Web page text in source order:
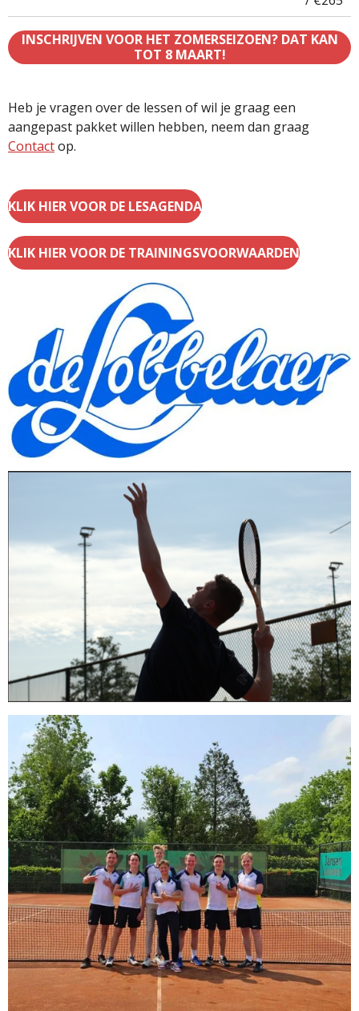
INSCHRIJVEN VOOR HET ZOMERSEIZOEN? DAT KAN
TOT 8 MAART!
Heb je vragen over de lessen of wil je graag een
aangepast pakket willen hebben, neem dan graag
Contactop.
KLIK HIER VOOR DE LESAGENDA
KLIK HIER VOOR DE TRAININGSVOORWAARDEN